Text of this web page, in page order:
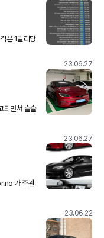
은 1달러당
23.06.27
되면서 슬슬
23.06.27
가 주관
서 한 번
23.06.22